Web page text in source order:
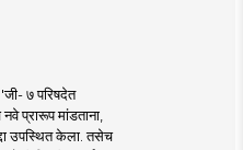
'जी- ७ परिषदेत
प्रारूप मांडताना,
उपस्थित केला. तसेच